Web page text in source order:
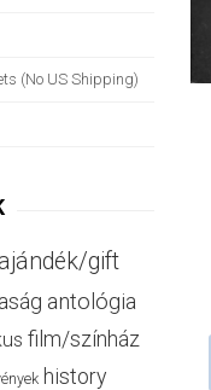
(no US Shipping)
gift
antológia
film/színház
history